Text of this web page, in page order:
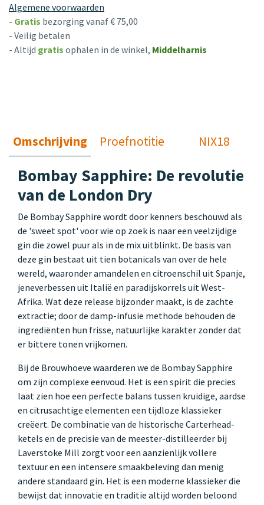
Algemene voorwaarden
- Gratis bezorging vanaf € 75,00
- Veilig betalen
- Altijd gratis ophalen in de winkel, Middelharnis
Omschrijving Proefnotitie NIX18
Bombay Sapphire: De revolutie
van de London Dry
De Bombay Sapphire wordt door kenners beschouwd als
de 'sweet spot' voor wie op zoek is naar een veelzijdige
gin die zowel puur als in de mix uitblinkt. De basis van
deze gin bestaat uit tien botanicals van over de hele
wereld, waaronder amandelen en citroenschil uit Spanje,
jeneverbessen uit Italië en paradijskorrels uit West-
Afrika. Wat deze release bijzonder maakt, is de zachte
extractie; door de damp-infusie methode behouden de
ingrediënten hun frisse, natuurlijke karakter zonder dat
er bittere tonen vrijkomen.
Bij de Brouwhoeve waarderen we de Bombay Sapphire
om zijn complexe eenvoud. Het is een spirit die precies
laat zien hoe een perfecte balans tussen kruidige, aardse
en citrusachtige elementen een tijdloze klassieker
creëert. De combinatie van de historische Carterhead-
ketels en de precisie van de meester-distilleerder bij
Laverstoke Mill zorgt voor een aanzienlijk vollere
textuur en een intensere smaakbeleving dan menig
andere standaard gin. Het is een moderne klassieker die
bewijst dat innovatie en traditie altijd worden beloond